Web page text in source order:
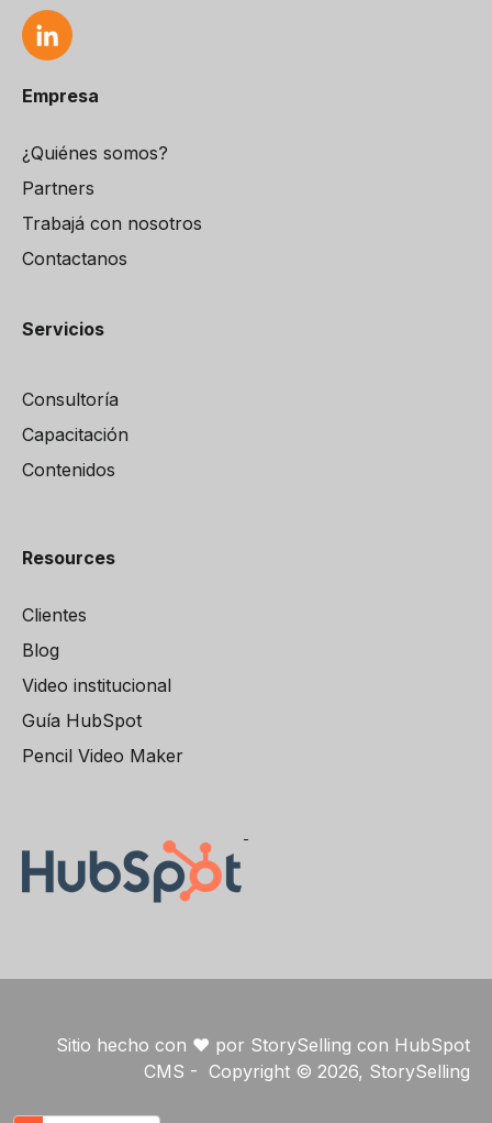
Empresa
¿Quiénes somos?
Partners
Trabajá con nosotros
Contactanos
Servicios
Consultoría
Capacitación
Contenidos
Resources
Clientes
Blog
Video institucional
Guía HubSpot
Pencil Video Maker
Sitio hecho con ❤️ por StorySelling con HubSpot
CMS - Copyright © 2026, StorySelling